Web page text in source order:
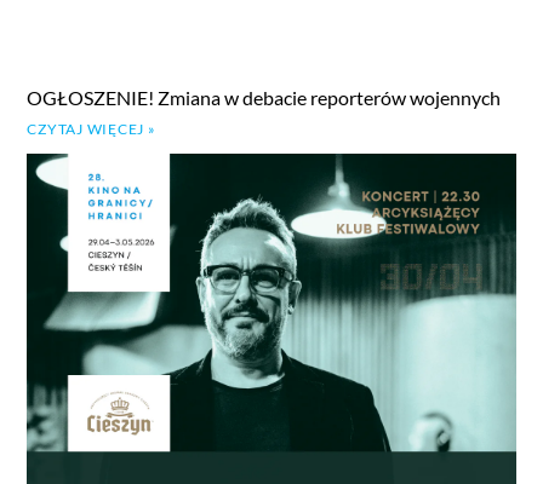
OGŁOSZENIE! Zmiana w debacie reporterów wojennych
CZYTAJ WIĘCEJ »